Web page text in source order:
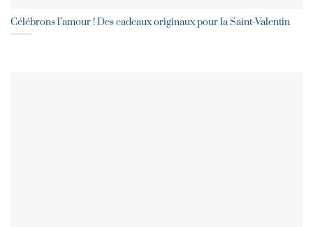
Célébrons l’amour ! Des cadeaux originaux pour la Saint-Valentin